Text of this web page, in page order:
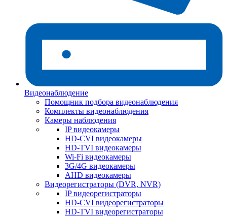
Видеонаблюдение
Помощник подбора видеонаблюдения
Комплекты видеонаблюдения
Камеры наблюдения
IP видеокамеры
HD-CVI видеокамеры
HD-TVI видеокамеры
Wi-Fi видеокамеры
3G/4G видеокамеры
AHD видеокамеры
Видеорегистраторы (DVR, NVR)
IP видеорегистраторы
HD-CVI видеорегистраторы
HD-TVI видеорегистраторы